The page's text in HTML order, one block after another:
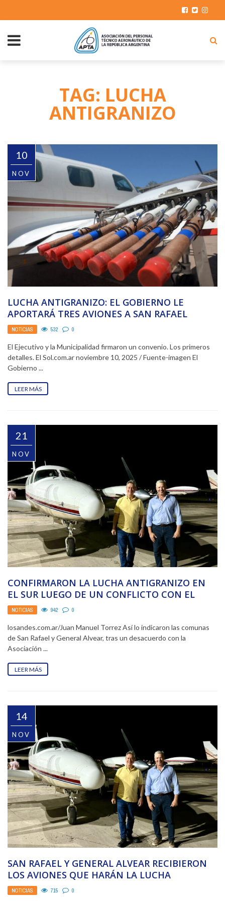
TAG: LUCHA
ANTIGRANIZO
10
NOV
LUCHA ANTIGRANIZO: EL GOBIERNO LE
APORTARÁ TRES AVIONES A SAN RAFAEL
NOTICIAS 532 0
El Ejecutivo y la Municipalidad firmaron un convenio. Los primeros
detalles. El Sol.com.ar noviembre 10, 2025 / Fuente-imagen El
Gobierno ...
LEER MÁS
21
NOV
CONFIRMARON LA LUCHA ANTIGRANIZO EN
EL SUR LUEGO DE UN CONFLICTO CON EL
GREMIO AERONÁUTICO
NOTICIAS 942 0
losandes.com.ar/Juan Manuel Torrez Así lo indicaron las comunas
de San Rafael y General Alvear, tras un desacuerdo con la
Asociación ...
LEER MÁS
14
NOV
SAN RAFAEL Y GENERAL ALVEAR RECIBIERON
LOS AVIONES QUE HARÁN LA LUCHA
ANTIGRANIZO EN EL ...
NOTICIAS 715 0